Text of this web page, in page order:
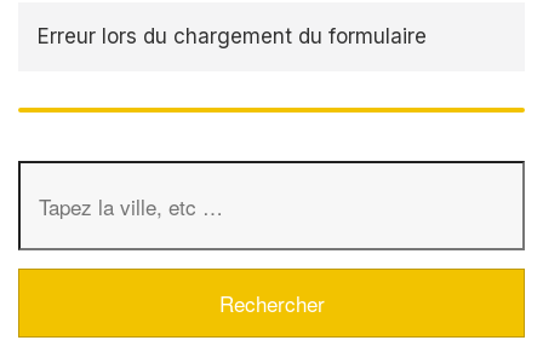
Erreur lors du chargement du formulaire